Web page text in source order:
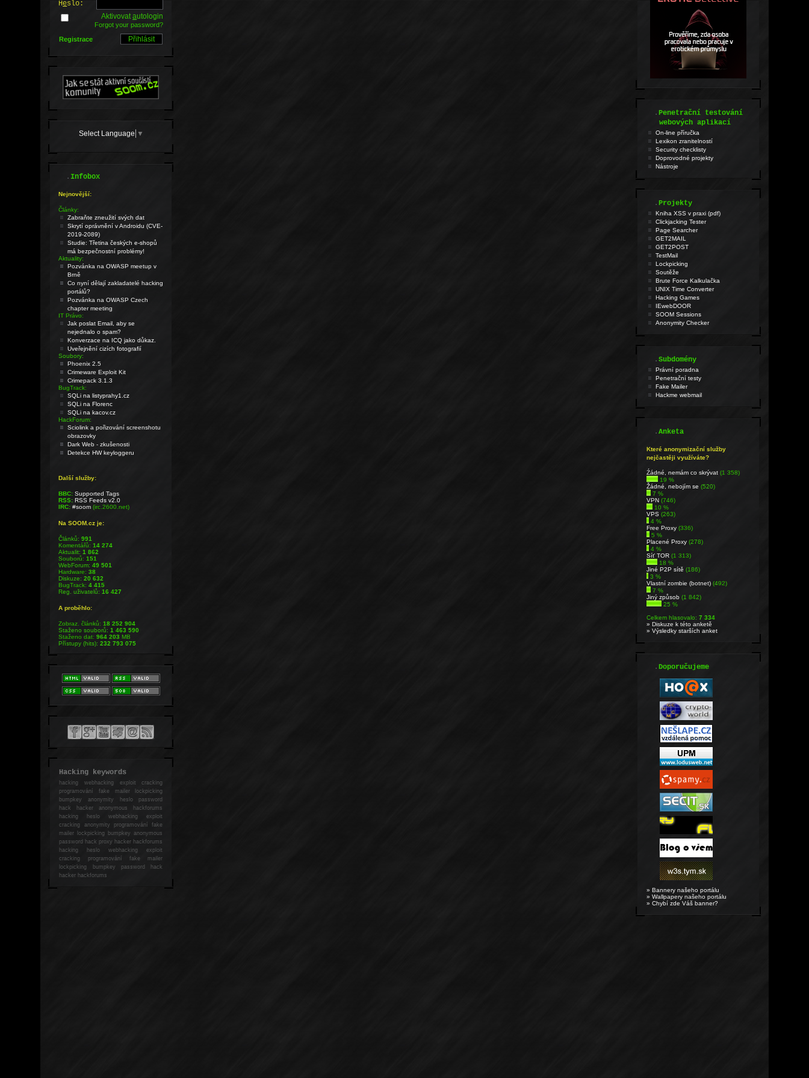
Heslo:
Aktivovatautologin
Forgot your password?
Registrace
Select Language ▼
.Infobox
Nejnovější:
Články:
Zabraňte zneužití svých dat
Skrytí oprávnění v Androidu (CVE-
2019-2089)
Studie: Třetina českých e-shopů
má bezpečnostní problémy!
Aktuality:
Pozvánka na OWASP meetup v
Brně
Co nyní dělají zakladatelé hacking
portálů?
Pozvánka na OWASP Czech
chapter meeting
IT Právo:
Jak poslat Email, aby se
nejednalo o spam?
Konverzace na ICQ jako důkaz.
Uveřejnění cizích fotografií
Soubory:
Phoenix 2.5
Crimeware Exploit Kit
Crimepack 3.1.3
BugTrack:
SQLi na listyprahy1.cz
SQLi na Florenc
SQLi na kacov.cz
HackForum:
Sciolink a pořizování screenshotu
obrazovky
Dark Web - zkušenosti
Detekce HW keyloggeru
Další služby:
BBC: Supported Tags
RSS: RSS Feeds v2.0
IRC: #soom(irc.2600.net)
Na SOOM.cz je:
Článků:991
Komentářů:14 274
Aktualit:1 862
Souborů:151
WebForum:49 501
Hardware:38
Diskuze:20 632
BugTrack:4 415
Reg. uživatelů:16 427
A proběhlo:
Zobraz. článků:18 252 904
Staženo souborů:1 463 590
Staženo dat:964 203MB
Přístupy (hits):232 793 075
Hacking keywords
hackingwebhacking exploit cracking
programování fake mailer lockpicking
bumpkey anonymity heslo password
hackhacker anonymous hackforums
hackingheslo webhacking exploit
cracking anonymity programování fake
mailer lockpicking bumpkey anonymous
password hack proxy hacker hackforums
hacking heslo webhacking exploit
cracking programování fake mailer
lockpicking bumpkey password hack
hackerhackforums
.Penetrační testování
webových aplikací
On-line příručka
Lexikon zranitelností
Security checklisty
Doprovodné projekty
Nástroje
.Projekty
Kniha XSS v praxi (pdf)
Clickjacking Tester
Page Searcher
GET2MAIL
GET2POST
TestMail
Lockpicking
Soutěže
Brute Force Kalkulačka
UNIX Time Converter
Hacking Games
IEwebDOOR
SOOM Sessions
Anonymity Checker
.Subdomény
Právní poradna
Penetrační testy
Fake Mailer
Hackme webmail
.Anketa
Které anonymizační služby
nejčastěji využíváte?
Źádné, nemám co skrývat(1 358)
19 %
Žádné, nebojím se(520)
7 %
VPN(746)
10 %
VPS(263)
4 %
Free Proxy(336)
5 %
Placené Proxy(278)
4 %
Síť TOR(1 313)
18 %
Jiné P2P sítě(186)
3 %
Vlastní zombie (botnet)(492)
7 %
Jiný způsob(1 842)
25 %
Celkem hlasovalo:7 334
» Diskuze k této anketě
» Výsledky starších anket
.Doporučujeme
» Bannery našeho portálu
» Wallpapery našeho portálu
» Chybí zde Váš banner?